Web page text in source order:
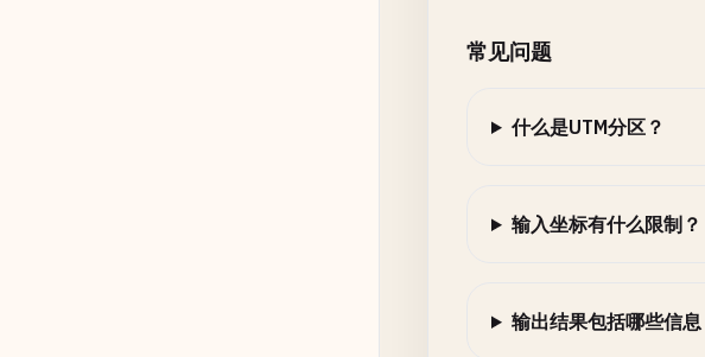
常见问题
什么是UTM分区？
输入坐标有什么限制？
输出结果包括哪些信息